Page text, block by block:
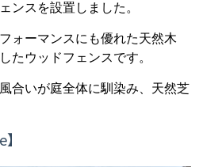
ンスを設置しました。
ォーマンスにも優れた天然木
たウッドフェンスです。
合いが庭全体に馴染み、天然芝